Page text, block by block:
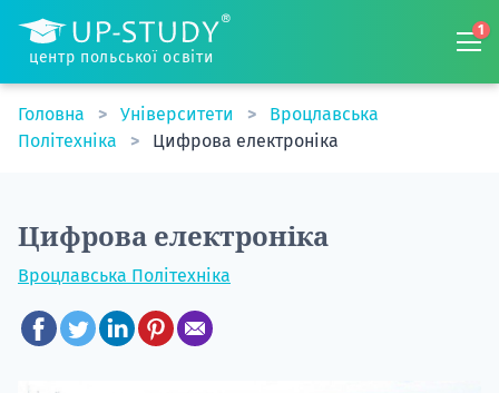
центр польської освіти
1
Головна Університети
Вроцлавська
Політехніка
Цифрова електроніка
Цифрова електроніка
Вроцлавська Політехніка